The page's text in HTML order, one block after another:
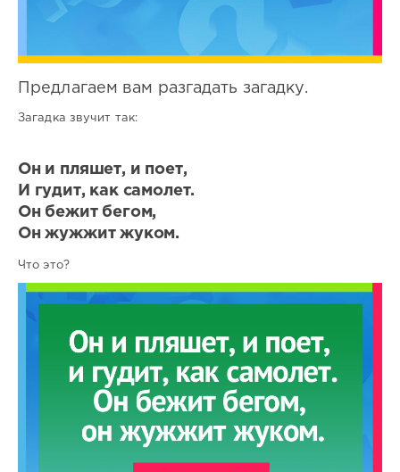
Предлагаем вам разгадать загадку.
Загадка звучит так:
Он и пляшет, и поет,
И гудит, как самолет.
Он бежит бегом,
Он жужжит жуком.
Что это?